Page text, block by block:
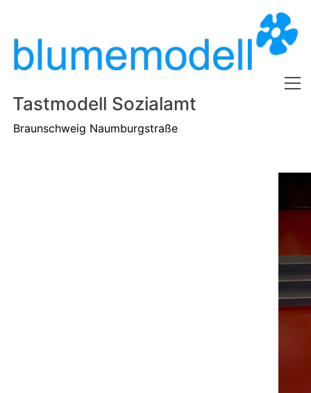
Tastmodell Sozialamt
Braunschweig Naumburgstraße